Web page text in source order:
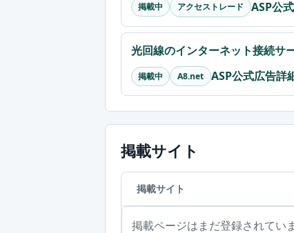
掲載中 アクセストレード ASP公
光回線のインターネット接続サ
掲載中 A8.net ASP公式広告詳
掲載サイト
掲載サイト
掲載ページはまだ登録されてい